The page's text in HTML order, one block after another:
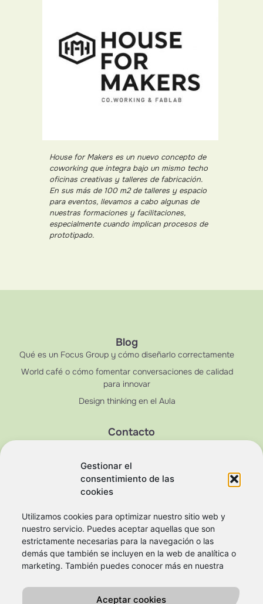
Gestionar el
consentimiento de las
cookies
Utilizamos cookies para optimizar nuestro sitio web y
nuestro servicio. Puedes aceptar aquellas que son
estrictamente necesarias para la navegación o las
demás que también se incluyen en la web de analítica o
marketing. También puedes conocer más en nuestra
Aceptar cookies
House for Makers es un nuevo concepto de
coworking que integra bajo un mismo techo
oficinas creativas y talleres de fabricación.
En sus más de 100 m2 de talleres y espacio
para eventos, llevamos a cabo algunas de
nuestras formaciones y facilitaciones,
especialmente cuando implican procesos de
prototipado.
Blog
Qué es un Focus Group y cómo diseñarlo correctamente
World café o cómo fomentar conversaciones de calidad
para innovar
Design thinking en el Aula
Contacto
Teléfono: 670273419